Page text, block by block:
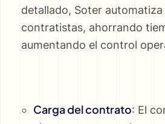
detallado, Soter
contratistas, ahorrando
aumentando el control
Carga del contrato: El